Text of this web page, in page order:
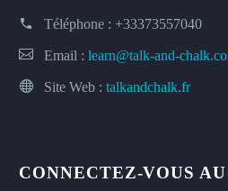
Téléphone : +33373557040
Email : learn@talk-and-
Site Web : talkandchalk.fr
CONNECTEZ-VOUS